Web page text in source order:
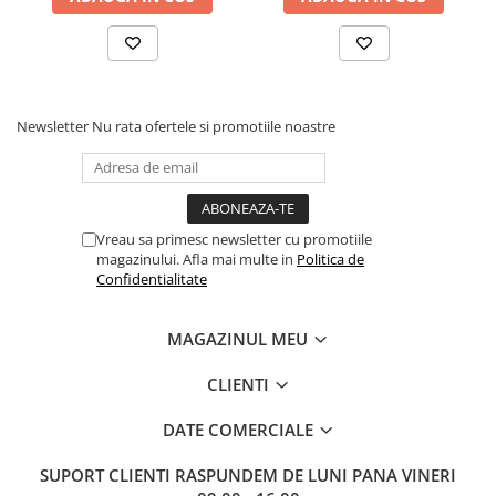
Newsletter Nu rata ofertele si promotiile noastre
Vreau sa primesc newsletter cu promotiile
magazinului. Afla mai multe in Politica de
Confidentialitate
MAGAZINUL MEU
CLIENTI
DATE COMERCIALE
SUPORT CLIENTI RASPUNDEM DE LUNI PANA VINERI